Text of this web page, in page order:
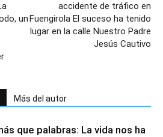
un
accidente de tráfico en
Fuengirola El suceso ha tenido
lugar en la calle Nuestro Padre
Jesús Cautivo
Más del autor
que palabras: La vida nos ha